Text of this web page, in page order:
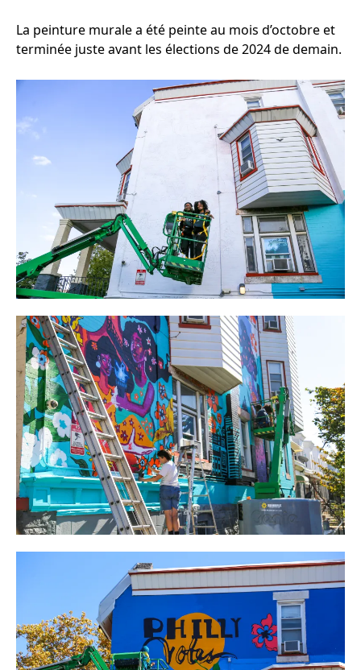
La peinture murale a été peinte au mois d’octobre et
terminée juste avant les élections de 2024 de demain.